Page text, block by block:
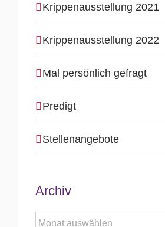
Krippenausstellung 2021
Krippenausstellung 2022
Mal persönlich gefragt
Predigt
Stellenangebote
Archiv
Archiv